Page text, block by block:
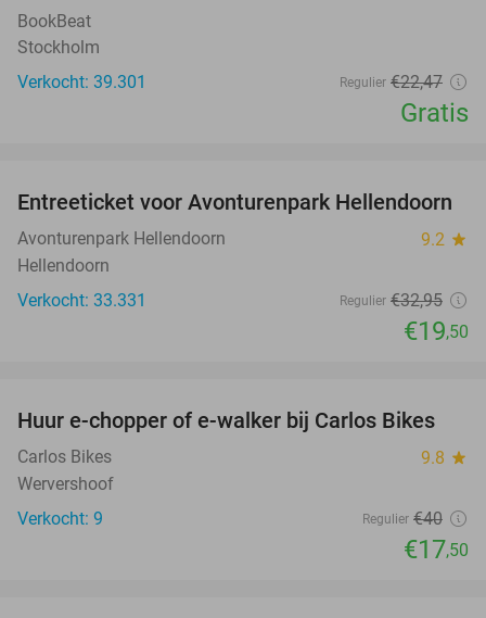
BookBeat
Stockholm
Verkocht: 39.301
Regulier €22,47
Gratis
41%
Entreeticket voor Avonturenpark Hellendoorn
Avonturenpark Hellendoorn 9.2 star
Hellendoorn
Verkocht: 33.331
Regulier €32,95
€19,50
56%
Huur e-chopper of e-walker bij Carlos Bikes
Carlos Bikes 9.8 star
Wervershoof
Verkocht: 9
Regulier €40
€17,50